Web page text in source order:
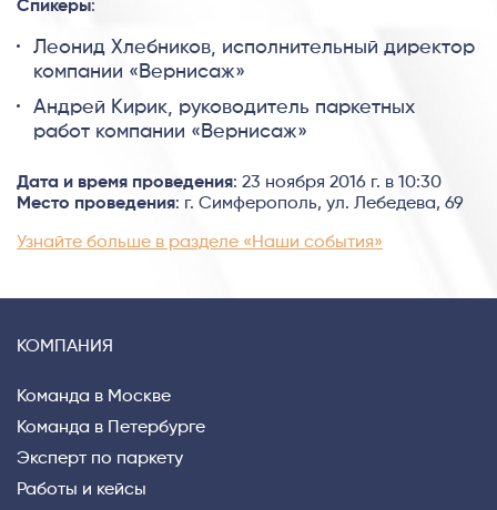
Спикеры:
Леонид Хлебников, исполнительный директор
компании «Вернисаж»
Андрей Кирик, руководитель паркетных
работ компании «Вернисаж»
Дата и время проведения: 23 ноября 2016 г. в 10:30
Место проведения: г. Симферополь, ул. Лебедева, 69
Узнайте больше в разделе «Наши события»
КОМПАНИЯ
Команда в Москве
Команда в Петербурге
Эксперт по паркету
Работы и кейсы